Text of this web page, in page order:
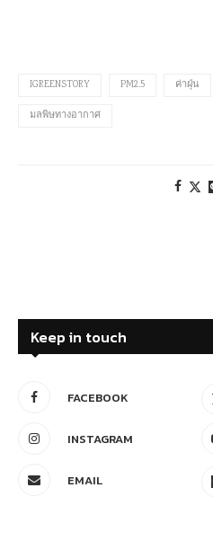
IGREENSTORY PM2.5 ค่าฝุ่น
มลพิษทางอากาศ
Keep in touch
FACEBOOK
INSTAGRAM
EMAIL